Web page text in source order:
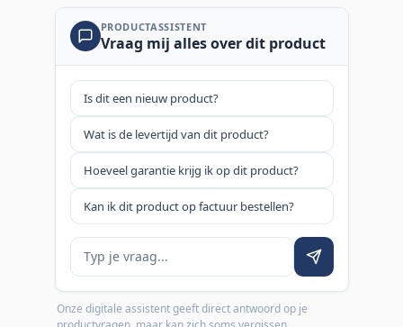
PRODUCTASSISTENT
Vraag mij alles over dit product
Is dit een nieuw product?
Wat is de levertijd van dit product?
Hoeveel garantie krijg ik op dit product?
Kan ik dit product op factuur bestellen?
Je vraag
Onze digitale assistent geeft direct antwoord op je